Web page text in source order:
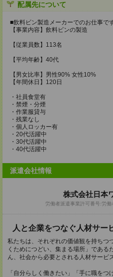
配属先について
■飲料ビン製造メーカーでのお仕事で
【事業内容】飲料ビンの製造
【従業員数】113名
【平均年齢】40代
【男女比率】男性90% 女性10%
【年間休日】120日
・社員食堂有
・禁煙・分煙
・作業服貸与
・残業なし
・個人ロッカー有
・20代活躍中
・30代活躍中
・40代活躍中
派遣会社情報
株式会社日本
労働者派遣事業許可番号:労
人と企業をつなぐ人材サー
私たちは、それぞれの価値観を持ちつ
くためにつどい、集まる場所」である
ん、社会から必要とされる人材サービ
「自分らしく働きたい」「手に職を